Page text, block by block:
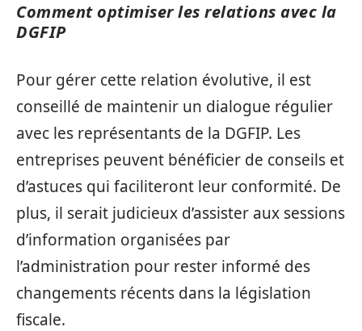
Comment optimiser les relations avec la
DGFIP
Pour gérer cette relation évolutive, il est
conseillé de maintenir un dialogue régulier
avec les représentants de la DGFIP. Les
entreprises peuvent bénéficier de conseils et
d’astuces qui faciliteront leur conformité. De
plus, il serait judicieux d’assister aux sessions
d’information organisées par
l’administration pour rester informé des
changements récents dans la législation
fiscale.